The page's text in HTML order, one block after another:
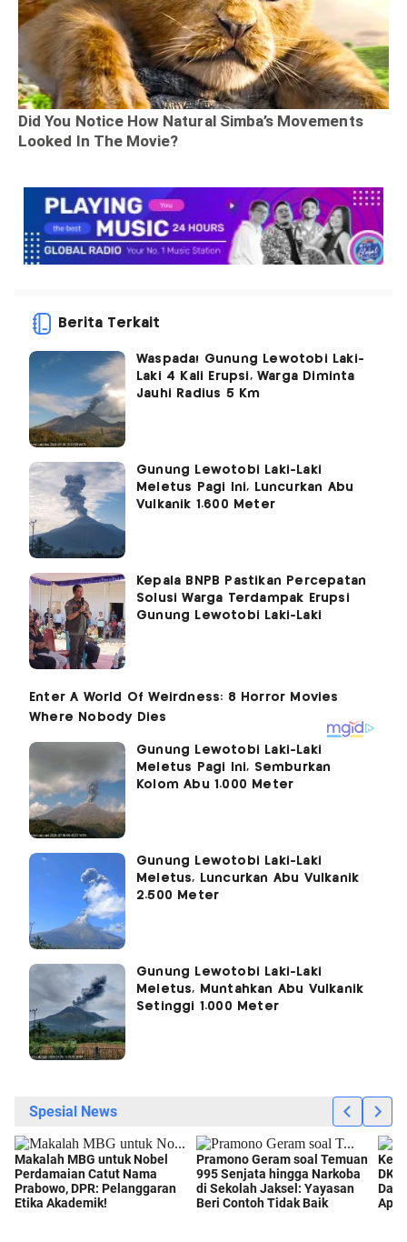
Berita Terkait
Waspada! Gunung Lewotobi Laki-
Laki 4 Kali Erupsi, Warga Diminta
Jauhi Radius 5 Km
Gunung Lewotobi Laki-Laki
Meletus Pagi Ini, Luncurkan Abu
Vulkanik 1.600 Meter
Kepala BNPB Pastikan Percepatan
Solusi Warga Terdampak Erupsi
Gunung Lewotobi Laki-Laki
Gunung Lewotobi Laki-Laki
Meletus Pagi Ini, Semburkan
Kolom Abu 1.000 Meter
Gunung Lewotobi Laki-Laki
Meletus, Luncurkan Abu Vulkanik
2.500 Meter
Gunung Lewotobi Laki-Laki
Meletus, Muntahkan Abu Vulkanik
Setinggi 1.000 Meter